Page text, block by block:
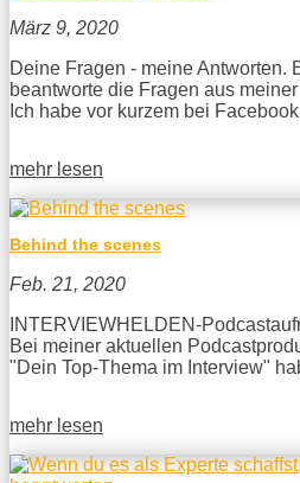
März 9, 2020
Deine Fragen - meine Antworten.
beantworte die Fragen aus
Ich habe vor kurzem bei
mehr lesen
Behind the scenes
Feb. 21, 2020
INTERVIEWHELDEN-
Bei meiner aktuellen
"Dein Top-Thema im Interview"
mehr lesen